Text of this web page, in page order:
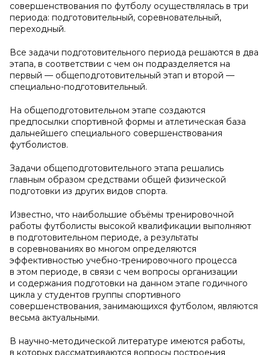
совершенствования по футболу осуществлялась в три
периода: подготовительный, соревновательный,
переходный.
Все задачи подготовительного периода решаются в два
этапа, в соответствии с чем он подразделяется на
первый — общеподготовительный этап и второй —
специально-подготовительный.
На общеподготовительном этапе создаются
предпосылки спортивной формы и атлетическая база
дальнейшего специального совершенствования
футболистов.
Задачи общеподготовительного этапа решались
главным образом средствами общей физической
подготовки из других видов спорта.
Известно, что наибольшие объёмы тренировочной
работы футболисты высокой квалификации выполняют
в подготовительном периоде, а результаты
в соревнованиях во многом определяются
эффективностью учебно-тренировочного процесса
в этом периоде, в связи с чем вопросы организации
и содержания подготовки на данном этапе годичного
цикла у студентов группы спортивного
совершенствования, занимающихся футболом, являются
весьма актуальными.
В научно-методической литературе имеются работы,
в которых рассматриваются вопросы построения